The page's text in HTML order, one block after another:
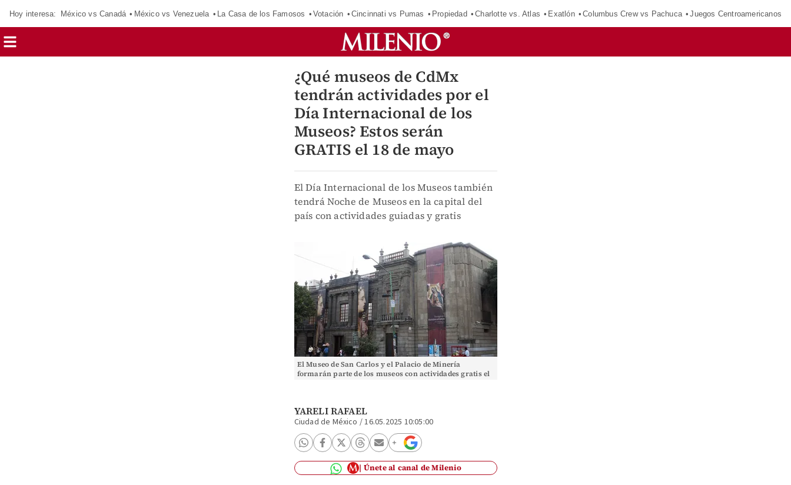
Hoy interesa: México vs Canadá México vs Venezuela La Casa de los Famosos Votación Cincinnati vs Pumas Propiedad Charlotte vs. Atlas Exatlón Columbus Crew vs Pachuca Juegos Centroamericanos
¿Qué museos de CdMx
tendrán actividades por el
Día Internacional de los
Museos? Estos serán
GRATIS el 18 de mayo
El Día Internacional de los Museos también
tendrá Noche de Museos en la capital del
país con actividades guiadas y gratis
El Museo de San Carlos y el Palacio de Minería
formarán parte de los museos con actividades gratis el
YARELI RAFAEL
Ciudad de México /16.05.2025 10:05:00
Únete al canal de Milenio